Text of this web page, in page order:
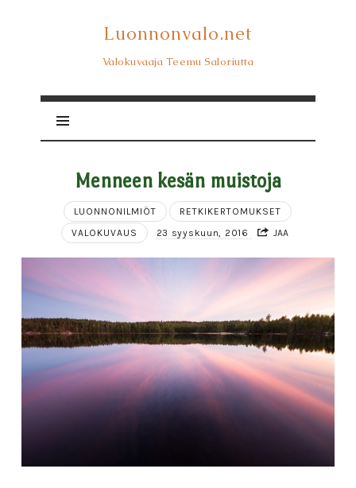
Luonnonvalo.net
Luonnonvalo.net
Valokuvaaja Teemu Saloriutta
Menneen kesän muistoja
LUONNONILMIÖT
RETKIKERTOMUKSET
VALOKUVAUS
23 syyskuun, 2016 JAA